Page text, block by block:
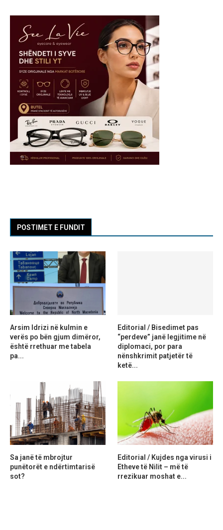
POSTIMET E FUNDIT
Arsim Idrizi në kulmin e
verës po bën gjum dimëror,
është rrethuar me tabela
pa...
Editorial / Bisedimet pas
“perdeve” janë legjitime në
diplomaci, por para
nënshkrimit patjetër të
ketë...
Sa janë të mbrojtur
punëtorët e ndërtimtarisë
sot?
Editorial / Kujdes nga virusi i
Etheve të Nilit – më të
rrezikuar moshat e...